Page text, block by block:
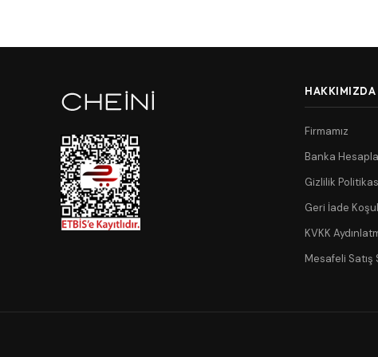
HAKKIMIZDA
Firmamız
Banka
Gizlilik
Geri İade
KVKK
Mesafeli Satış